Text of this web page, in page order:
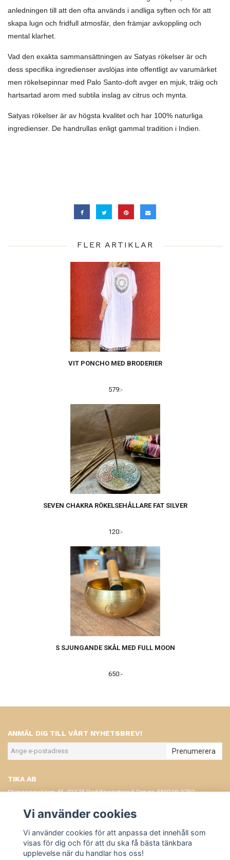
anledningen till att den ofta används i andliga syften och för att
skapa lugn och fridfull atmosfär, den främjar avkoppling och
mental klarhet.
Vad den exakta sammansättningen av Satyas rökelser är och
dess specifika ingredienser avslöjas inte offentligt av varumärket
men rökelsepinnar med Palo Santo-doft avger en mjuk, träig och
hartsartad arom med subtila inslag av citrus och mynta.
Satyas rökelser är av högsta kvalitet och har 100% naturliga
ingredienser. De handrullas enligt gammal tradition i Indien.
FLER ARTIKLAR
VIT PONCHO MED BRODERIER
579:-
SEVEN CHAKRA RÖKELSEHÅLLARE FAT SILVER
120:-
S SJUNGANDE SKÅL MED FULL MOON
650:-
ANMÄL DIG TILL VÅRT NYHETSBREV!
Prenumerera
TIKA AB
Stensoppvägen 45, 23175 Beddinegstrand Org.nr: 559318-2750
KÖPVILLKOR
Vi använder cookies
Vi använder cookies för att anpassa det innehåll som
visas för dig och för att du ska få bästa tänkbara
upplevelse när du handlar hos oss!